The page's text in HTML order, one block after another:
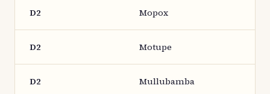
D2 Mopox
D2 Motupe
D2 Mullubamba